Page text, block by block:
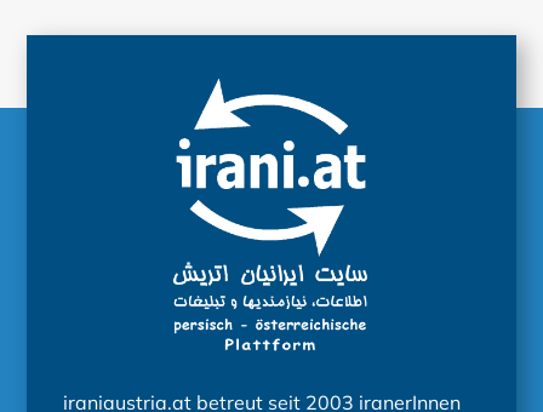
iraniaustria.at betreut seit 2003 iranerInnen